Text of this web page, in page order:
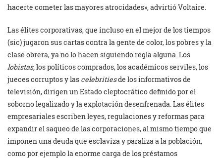
hacerte cometer las mayores atrocidades», advirtió Voltaire.
Las élites corporativas, que incluso en el mejor de los tiempos
(sic) jugaron sus cartas contra la gente de color, los pobres y la
clase obrera, ya no lo hacen siguiendo regla alguna. Los
lobistas,los políticos comprados, los académicos serviles, los
jueces corruptos y las celebritiesde los informativos de
televisión, dirigen un Estado cleptocrático definido por el
soborno legalizado y la explotación desenfrenada. Las élites
empresariales escriben leyes, regulaciones y reformas para
expandir el saqueo de las corporaciones, al mismo tiempo que
imponen una deuda que esclaviza y paraliza a la población,
como por ejemplo la enorme carga de los préstamos